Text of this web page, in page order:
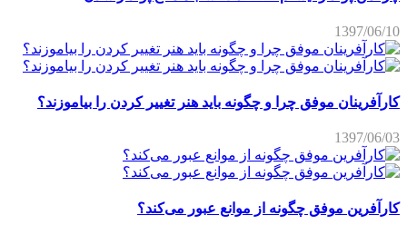
1397/06/10
کارآفرینان موفق چرا و چگونه باید هنر تغییر کردن را بیاموزند؟
1397/06/03
کارآفرین موفق چگونه از موانع عبور می‌کند؟